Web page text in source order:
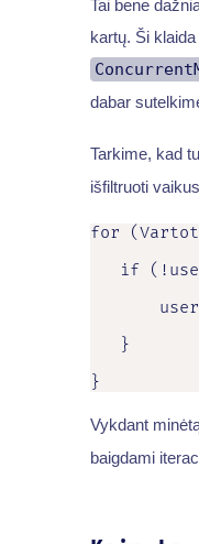
Tai bene
kartų. Ši
dabar
Tarkime, kad
išfiltruoti
for
if
   }
}
Vykdant
baigdami